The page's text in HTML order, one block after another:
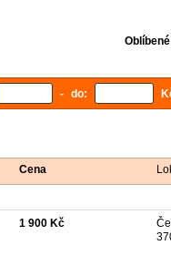
- do:
Cena
1 900 Kč